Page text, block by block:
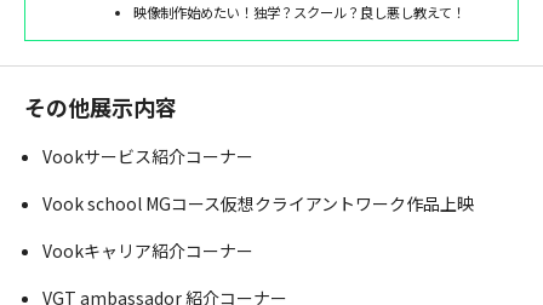
映像制作始めたい！独学？スクール？良し悪し教えて！
その他展示内容
Vookサービス紹介コーナー
Vook school MGコース仮想クライアントワーク作品上映
Vookキャリア紹介コーナー
VGT ambassador 紹介コーナー